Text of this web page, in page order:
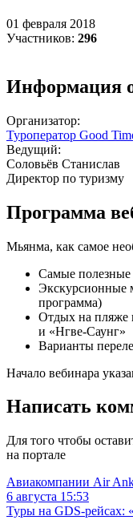
01 февраля 2018
Участников: 296
Информация
Организатор:
Туроператор Good
Ведущий:
Соловьёв Станислав
Директор по туризму
Программа
Мьянма, как самое
Самые полезные
Экскурсионные
программа)
Отдых на пляже
и «Нгве-Саунг»
Варианты
Начало вебинара
Написать
Для того чтобы
на портале
Авиакомпании Air
6 августа 15:53
Туры на GDS-рейсах: